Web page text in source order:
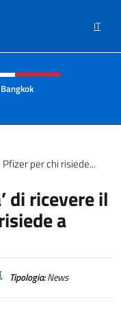
IT
e menù
per chi risiede...
di ricevere il
a
Tipologia:News